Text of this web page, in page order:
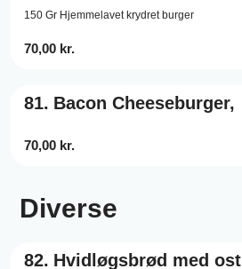
150 Gr Hjemmelavet krydret burger
70,00 kr.
81. Bacon Cheeseburger,
70,00 kr.
Diverse
82. Hvidløgsbrød med ost